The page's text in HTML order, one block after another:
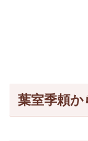
葉室季頼